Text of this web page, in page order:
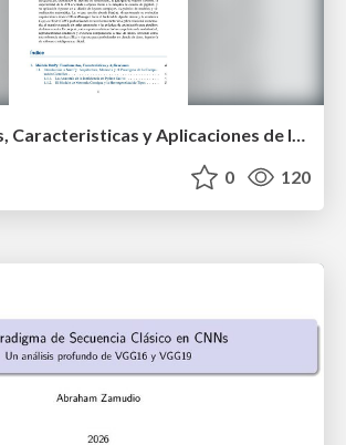
Fundamentos, Caracteristicas y Aplicaciones de los Modulos NumPy , Matplotlib y Pandas
0 120